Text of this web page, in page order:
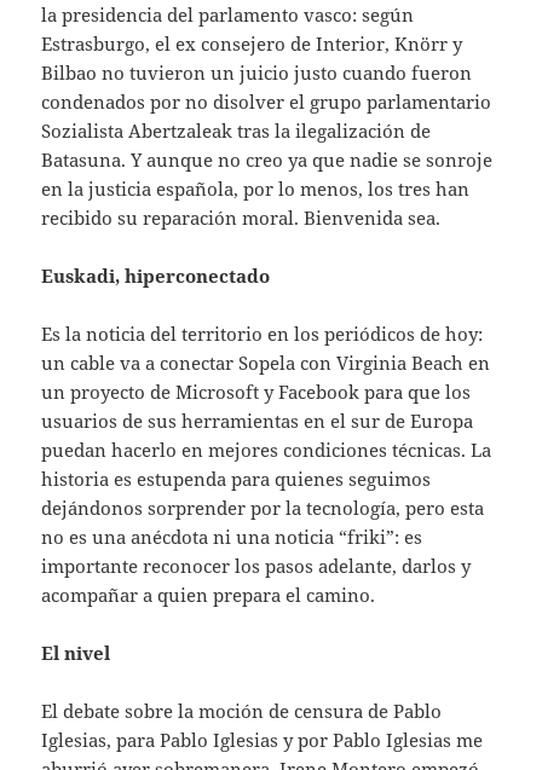
la presidencia del parlamento vasco: según
Estrasburgo, el ex consejero de Interior, Knörr y
Bilbao no tuvieron un juicio justo cuando fueron
condenados por no disolver el grupo parlamentario
Sozialista Abertzaleak tras la ilegalización de
Batasuna. Y aunque no creo ya que nadie se sonroje
en la justicia española, por lo menos, los tres han
recibido su reparación moral. Bienvenida sea.
Euskadi, hiperconectado
Es la noticia del territorio en los periódicos de hoy:
un cable va a conectar Sopela con Virginia Beach en
un proyecto de Microsoft y Facebook para que los
usuarios de sus herramientas en el sur de Europa
puedan hacerlo en mejores condiciones técnicas. La
historia es estupenda para quienes seguimos
dejándonos sorprender por la tecnología, pero esta
no es una anécdota ni una noticia “friki”: es
importante reconocer los pasos adelante, darlos y
acompañar a quien prepara el camino.
El nivel
El debate sobre la moción de censura de Pablo
Iglesias, para Pablo Iglesias y por Pablo Iglesias me